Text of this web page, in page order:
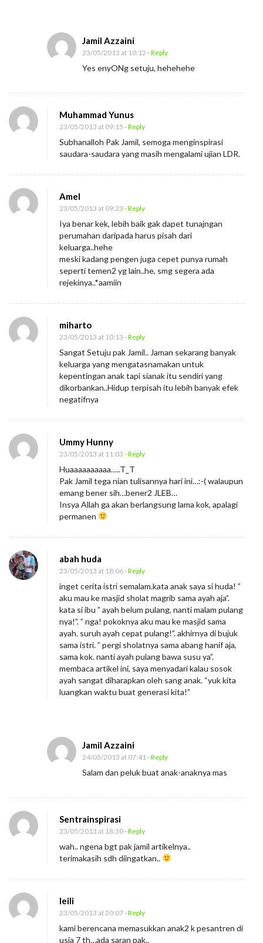
Jamil Azzaini
23/05/2013 at 10:12 - Reply
Yes enyONg setuju, hehehehe
Muhammad Yunus
23/05/2013 at 09:15 - Reply
Subhanalloh Pak Jamil, semoga menginspirasi
saudara-saudara yang masih mengalami ujian LDR.
Amel
23/05/2013 at 09:23 - Reply
Iya benar kek, lebih baik gak dapet tunajngan
perumahan daripada harus pisah dari
keluarga..hehe
meski kadang pengen juga cepet punya rumah
seperti temen2 yg lain..he, smg segera ada
rejekinya..*aamiin
miharto
23/05/2013 at 10:13 - Reply
Sangat Setuju pak Jamil.. Jaman sekarang banyak
keluarga yang mengatasnamakan untuk
kepentingan anak tapi sianak itu sendiri yang
dikorbankan..Hidup terpisah itu lebih banyak efek
negatifnya
Ummy Hunny
23/05/2013 at 11:03 - Reply
Huaaaaaaaaaa…..T_T
Pak Jamil tega nian tulisannya hari ini…:-( walaupun
emang bener sih…bener2 JLEB…
Insya Allah ga akan berlangsung lama kok, apalagi
permanen
abah huda
23/05/2013 at 18:06- Reply
inget cerita istri semalam.kata anak saya si huda! ”
aku mau ke masjid sholat magrib sama ayah aja”.
kata si ibu ” ayah belum pulang, nanti malam pulang
nya!”. ” nga! pokoknya aku mau ke masjid sama
ayah. suruh ayah cepat pulang!”. akhirnya di bujuk
sama istri. ” pergi sholatnya sama abang hanif aja,
sama kok. nanti ayah pulang bawa susu ya”.
membaca artikel ini, saya menyadari kalau sosok
ayah sangat diharapkan oleh sang anak. “yuk kita
luangkan waktu buat generasi kita!”
Jamil Azzaini
24/05/2013 at 07:41- Reply
Salam dan peluk buat anak-anaknya mas
Sentrainspirasi
23/05/2013 at 18:30- Reply
wah.. ngena bgt pak jamil artikelnya..
terimakasih sdh diingatkan..
leili
23/05/2013 at 20:07- Reply
kami berencana memasukkan anak2 k pesantren di
usia 7 th…ada saran pak..